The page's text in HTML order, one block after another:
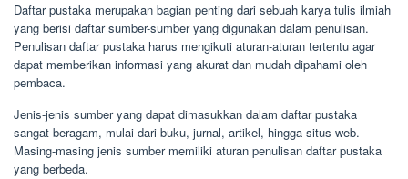
Daftar pustaka merupakan bagian penting dari sebuah karya tulis ilmiah
yang berisi daftar sumber-sumber yang digunakan dalam penulisan.
Penulisan daftar pustaka harus mengikuti aturan-aturan tertentu agar
dapat memberikan informasi yang akurat dan mudah dipahami oleh
pembaca.
Jenis-jenis sumber yang dapat dimasukkan dalam daftar pustaka
sangat beragam, mulai dari buku, jurnal, artikel, hingga situs web.
Masing-masing jenis sumber memiliki aturan penulisan daftar pustaka
yang berbeda.